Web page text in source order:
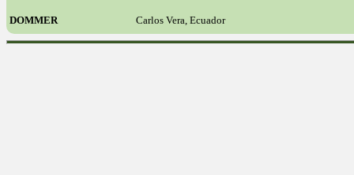
DOMMER Carlos Vera, Ecuador